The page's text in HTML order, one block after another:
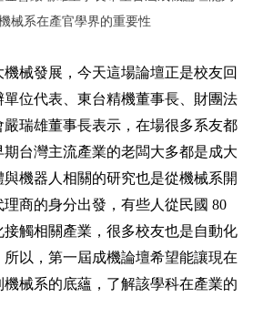
械系在產官學界的重要性
機械發展，今天這場論壇正是校友回
位代表、東台精機董事長、財團法
嚴瑞雄董事長表示，在場很多系友都
台灣主流產業的老闆大多都是成大
機器人相關的研究也是從機械系開
商的身分出發，有些人從民國 80
觸相關產業，很多校友也是自動化
以，第一屆成機論壇希望能讓現在
械系的底蘊，了解該學科在產業的